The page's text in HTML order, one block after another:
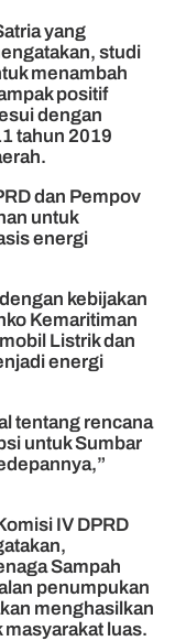
yang
studi
menambah
positif
dengan
tahun 2019
dan Pempov
untuk
energi
kebijakan
Kemaritiman
Listrik dan
energi
tentang rencana
untuk Sumbar
IV DPRD
Sampah
penumpukan
menghasilkan
luas.